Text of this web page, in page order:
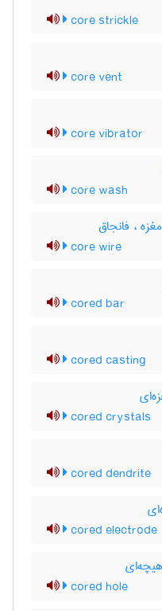
core strickle
core vent
core vibrator
core wash
، فانجاق
core wire
cored bar
cored casting
cored crystals
cored dendrite
cored electrode
cored hole